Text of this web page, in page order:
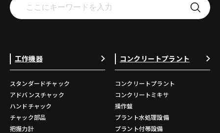
工作機器
スタンダードチャック
アドバンスチャック
ハンドチャック
チャック部品
把握力計
コンクリートプラント
コンクリートプラント
コンクリートミキサ
操作盤
プラント水処理設備
プラント付帯設備